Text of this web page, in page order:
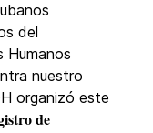
del
Humanos
nuestro
organizó este
de